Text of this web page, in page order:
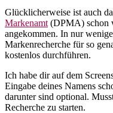
Glücklicherweise ist auch
Markenamt (DPMA) schon
angekommen. In nur
Markenrecherche für so
kostenlos durchführen.
Ich habe dir auf dem
Eingabe deines Namens
darunter sind optional.
Recherche zu starten.